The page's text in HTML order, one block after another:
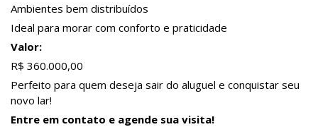
Ambientes bem distribuídos
Ideal para morar com conforto e praticidade
Valor:
R$ 360.000,00
Perfeito para quem deseja sair do aluguel e conquistar seu
novo lar!
Entre em contato e agende sua visita!